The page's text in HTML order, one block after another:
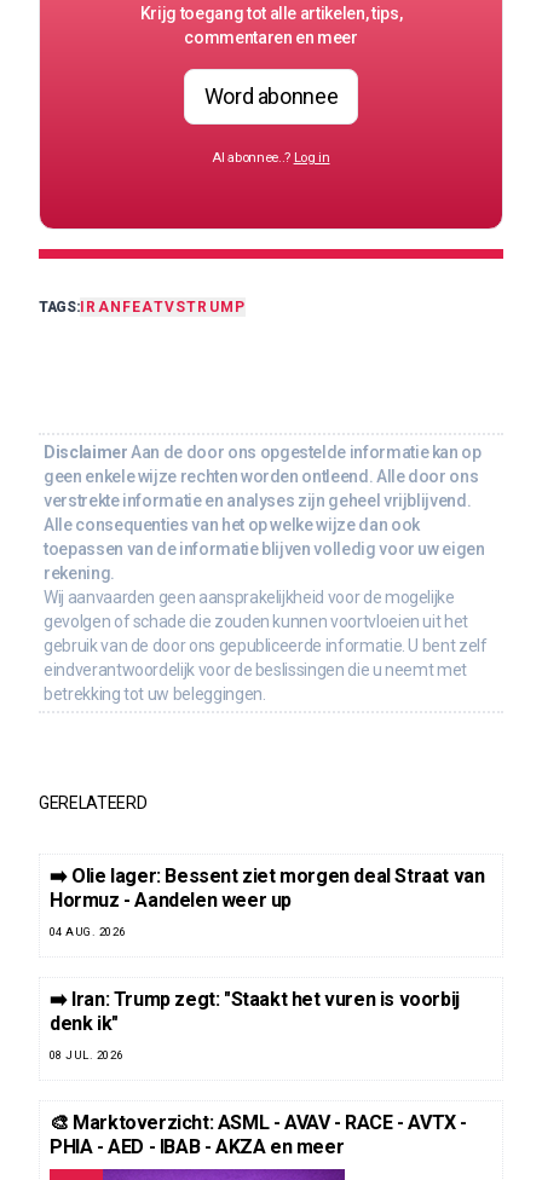
Krijg toegang tot alle artikelen, tips,
commentaren en meer
Word abonnee
Al abonnee..? Log in
TAGS: IRAN FEATVSTRUMP
Disclaimer Aan de door ons opgestelde informatie kan op
geen enkele wijze rechten worden ontleend. Alle door ons
verstrekte informatie en analyses zijn geheel vrijblijvend.
Alle consequenties van het op welke wijze dan ook
toepassen van de informatie blijven volledig voor uw eigen
rekening.
Wij aanvaarden geen aansprakelijkheid voor de mogelijke
gevolgen of schade die zouden kunnen voortvloeien uit het
gebruik van de door ons gepubliceerde informatie. U bent zelf
eindverantwoordelijk voor de beslissingen die u neemt met
betrekking tot uw beleggingen.
GERELATEERD
➡️ Olie lager: Bessent ziet morgen deal Straat van
Hormuz - Aandelen weer up
04 AUG. 2026
➡️ Iran: Trump zegt: "Staakt het vuren is voorbij
denk ik"
08 JUL. 2026
🎨 Marktoverzicht: ASML - AVAV - RACE - AVTX -
PHIA - AED - IBAB - AKZA en meer